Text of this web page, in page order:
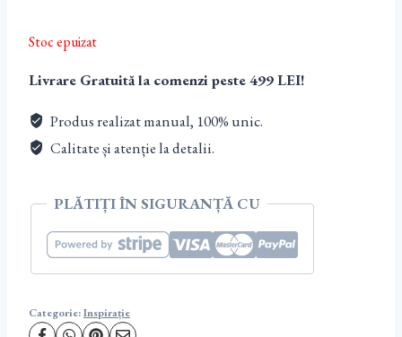
Stoc epuizat
Livrare Gratuită la comenzi peste 499 LEI!
Produs realizat manual, 100% unic.
Calitate și atenție la detalii.
PLĂTIȚI ÎN SIGURANȚĂ CU
Categorie:Inspirație